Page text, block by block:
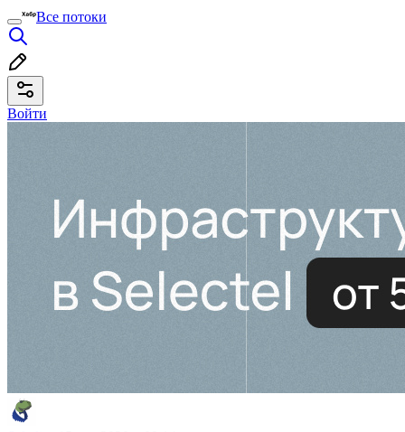
Все потоки
Войти